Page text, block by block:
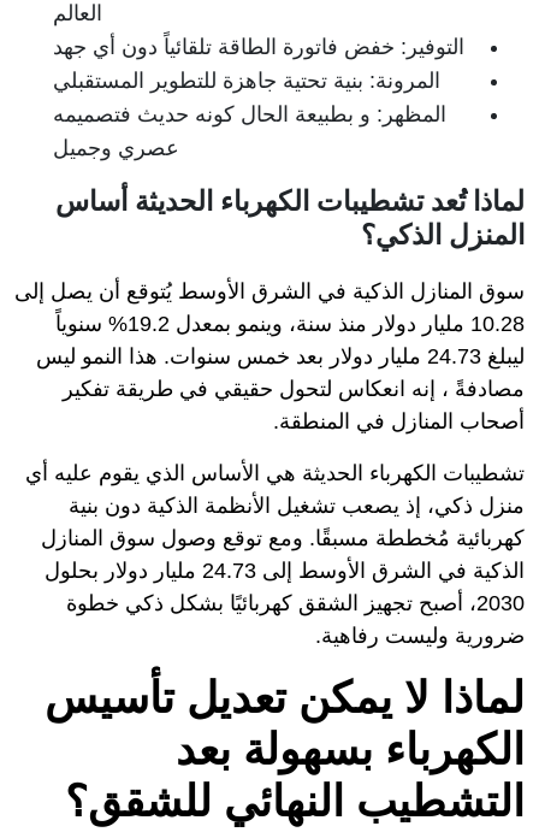
العالم
التوفير: خفض فاتورة الطاقة تلقائياً دون أي جهد
المرونة: بنية تحتية جاهزة للتطوير المستقبلي
المظهر: و بطبيعة الحال كونه حديث فتصميمه
عصري وجميل
لماذا تُعد تشطيبات الكهرباء الحديثة أساس
المنزل الذكي؟
سوق المنازل الذكية في الشرق الأوسط يُتوقع أن يصل إلى
10.28 مليار دولار منذ سنة، وينمو بمعدل 19.2% سنوياً
ليبلغ 24.73 مليار دولار بعد خمس سنوات. هذا النمو ليس
مصادفةً ، إنه انعكاس لتحول حقيقي في طريقة تفكير
أصحاب المنازل في المنطقة.
تشطيبات الكهرباء الحديثة هي الأساس الذي يقوم عليه أي
منزل ذكي، إذ يصعب تشغيل الأنظمة الذكية دون بنية
كهربائية مُخططة مسبقًا. ومع توقع وصول سوق المنازل
الذكية في الشرق الأوسط إلى 24.73 مليار دولار بحلول
2030، أصبح تجهيز الشقق كهربائيًا بشكل ذكي خطوة
ضرورية وليست رفاهية.
لماذا لا يمكن تعديل تأسيس
الكهرباء بسهولة بعد
التشطيب النهائي للشقق؟